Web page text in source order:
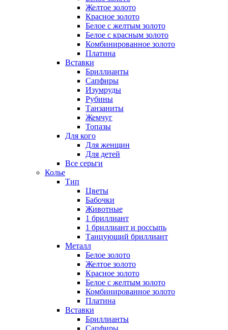
Желтое золото
Красное золото
Белое с желтым золото
Белое с красным золото
Комбинированное золото
Платина
Вставки
Бриллианты
Сапфиры
Изумруды
Рубины
Танзаниты
Жемчуг
Топазы
Для кого
Для женщин
Для детей
Все серьги
Колье
Тип
Цветы
Бабочки
Животные
1 бриллиант
1 бриллиант и россыпь
Танцующий бриллиант
Металл
Белое золото
Желтое золото
Красное золото
Белое с желтым золото
Комбинированное золото
Платина
Вставки
Бриллианты
Сапфиры